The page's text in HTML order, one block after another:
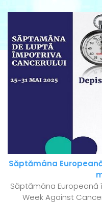
Săptămâna
Săptămâna
Week Against